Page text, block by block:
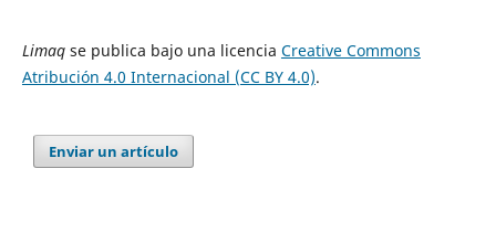
Limaq se publica bajo una licencia Creative Commons
Atribución 4.0 Internacional (CC BY 4.0).
Enviar un artículo